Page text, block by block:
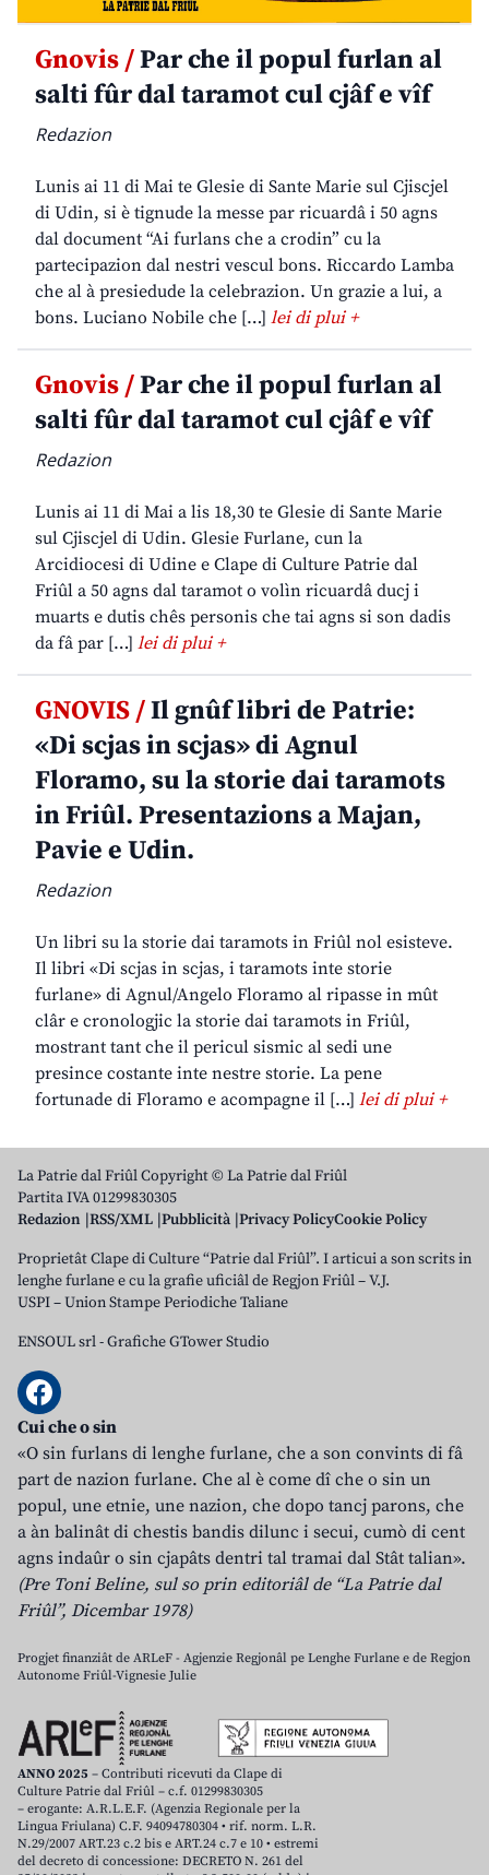
Gnovis /Par che il popul furlan al
salti fûr dal taramot cul cjâf e vîf
Redazion
Lunis ai 11 di Mai te Glesie di Sante Marie sul Cjiscjel
di Udin, si è tignude la messe par ricuardâ i 50 agns
dal document “Ai furlans che a crodin” cu la
partecipazion dal nestri vescul bons. Riccardo Lamba
che al à presiedude la celebrazion. Un grazie a lui, a
bons. Luciano Nobile che […] lei di plui +
Gnovis /Par che il popul furlan al
salti fûr dal taramot cul cjâf e vîf
Redazion
Lunis ai 11 di Mai a lis 18,30 te Glesie di Sante Marie
sul Cjiscjel di Udin. Glesie Furlane, cun la
Arcidiocesi di Udine e Clape di Culture Patrie dal
Friûl a 50 agns dal taramot o volìn ricuardâ ducj i
muarts e dutis chês personis che tai agns si son dadis
da fâ par […] lei di plui +
GNOVIS /Il gnûf libri de Patrie:
«Di scjas in scjas» di Agnul
Floramo, su la storie dai taramots
in Friûl. Presentazions a Majan,
Pavie e Udin.
Redazion
Un libri su la storie dai taramots in Friûl nol esisteve.
Il libri «Di scjas in scjas, i taramots inte storie
furlane» di Agnul/Angelo Floramo al ripasse in mût
clâr e cronologjic la storie dai taramots in Friûl,
mostrant tant che il pericul sismic al sedi une
presince costante inte nestre storie. La pene
fortunade di Floramo e acompagne il […] lei di plui +
La Patrie dal Friûl Copyright © La Patrie dal Friûl
Partita IVA 01299830305
Redazion RSS/XML Pubblicità Privacy PolicyCookie Policy
Proprietât Clape di Culture “Patrie dal Friûl”. I articui a son scrits in
lenghe furlane e cu la grafie uficiâl de Regjon Friûl – V.J.
USPI – Union Stampe Periodiche Taliane
ENSOUL srl-Grafiche GTower Studio
Cui che o sin
«O sin furlans di lenghe furlane, che a son convints di fâ
part de nazion furlane. Che al è come dî che o sin un
popul, une etnie, une nazion, che dopo tancj parons, che
a àn balinât di chestis bandis dilunc i secui, cumò di cent
agns indaûr o sin cjapâts dentri tal tramai dal Stât talian».
(Pre Toni Beline, sul so prin editoriâl de “La Patrie dal
Friûl”, Dicembar 1978)
Progjet finanziât de ARLeF - Agjenzie Regjonâl pe Lenghe Furlane e de Regjon
Autonome Friûl-Vignesie Julie
ANNO 2025 – Contributi ricevuti da Clape di
Culture Patrie dal Friûl – c.f. 01299830305
– erogante: A.R.L.E.F. (Agenzia Regionale per la
Lingua Friulana) C.F. 94094780304 • rif. norm. L.R.
N.29/2007 ART.23 c.2 bis e ART.24 c.7 e 10 • estremi
del decreto di concessione: DECRETO N. 261 del